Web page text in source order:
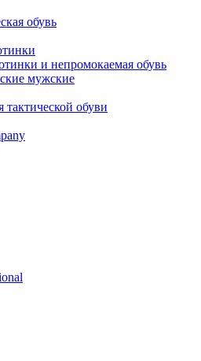
обувь
и непромокаемая обувь
мужские
тактической обуви